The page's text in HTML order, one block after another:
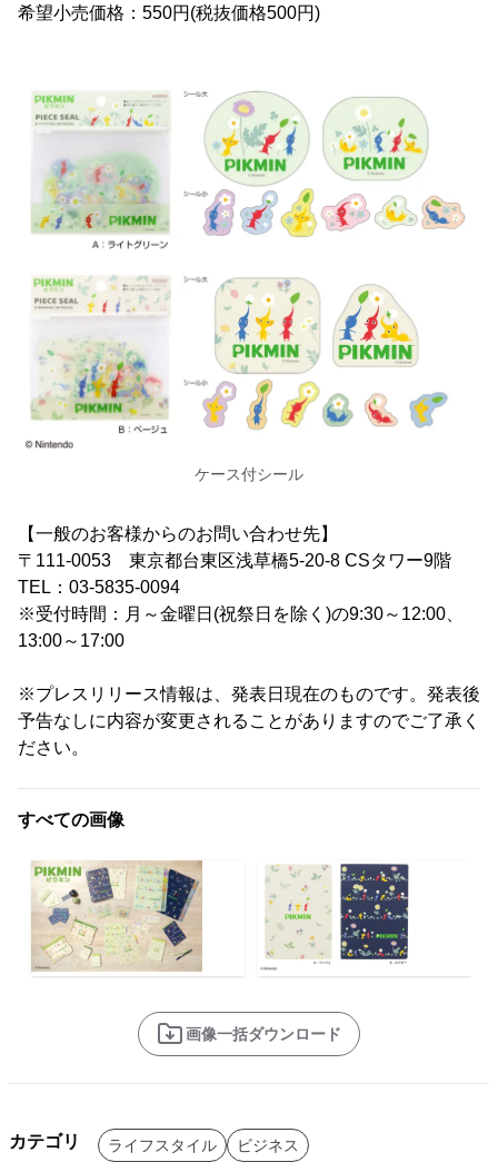
希望小売価格：550円(税抜価格500円)
ケース付シール
【一般のお客様からのお問い合わせ先】
〒111-0053 東京都台東区浅草橋5-20-8 CSタワー9階
TEL：03-5835-0094
※受付時間：月～金曜日(祝祭日を除く)の9:30～12:00、
13:00～17:00
※プレスリリース情報は、発表日現在のものです。発表後
予告なしに内容が変更されることがありますのでご了承く
ださい。
すべての画像
画像一括ダウンロード
カテゴリ ライフスタイル ビジネス